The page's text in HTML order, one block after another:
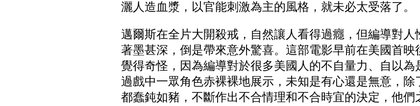
灑人造血漿，以官能刺激為主的風格，就未必太受落了。
邁爾斯在全片大開殺戒，自然讓人看得過癮，但編導對
著墨甚深，倒是帶來意外驚喜。這部電影早前在美國首映
覺得奇怪，因為編導對於很多美國人的不自量力、自以為
過戲中一眾角色赤裸裸地展示，未知是有心還是無意，
都蠢鈍如豬，不斷作出不合情理和不合時宜的決定，他們